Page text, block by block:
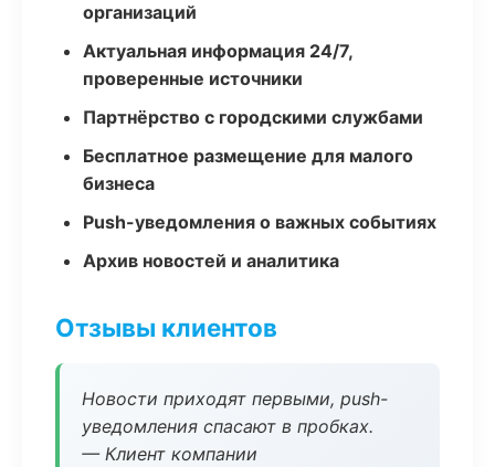
организаций
Актуальная информация 24/7,
проверенные источники
Партнёрство с городскими службами
Бесплатное размещение для малого
бизнеса
Push-уведомления о важных событиях
Архив новостей и аналитика
Отзывы клиентов
Новости приходят первыми, push-
уведомления спасают в пробках.
— Клиент компании